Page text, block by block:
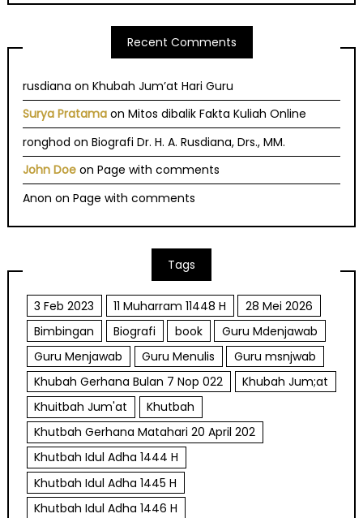
Recent Comments
rusdiana onKhubah Jum’at Hari Guru
Surya Pratama onMitos dibalik Fakta Kuliah Online
ronghod onBiografi Dr. H. A. Rusdiana, Drs., MM.
John Doe onPage with comments
Anon onPage with comments
Tags
3 Feb 2023 11 Muharram 11448 H
28 Mei 2026
Bimbingan
Biografi book
Guru Mdenjawab
Guru Menjawab
Guru Menulis
Guru msnjwab
Khubah Gerhana Bulan 7 Nop 022
Khubah Jum;at
Khuitbah Jum'at
Khutbah
Khutbah Gerhana Matahari 20 April 202
Khutbah Idul Adha 1444 H
Khutbah Idul Adha 1445 H
Khutbah Idul Adha 1446 H